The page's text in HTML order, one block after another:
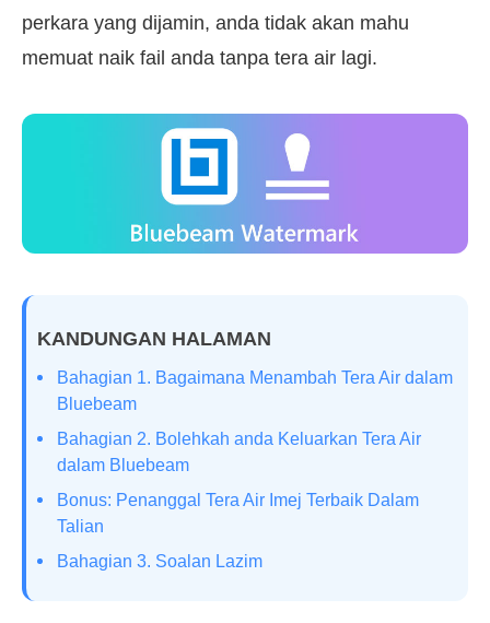
perkara yang dijamin, anda tidak akan mahu
memuat naik fail anda tanpa tera air lagi.
KANDUNGAN HALAMAN
Bahagian 1. Bagaimana Menambah Tera Air dalam
Bluebeam
Bahagian 2. Bolehkah anda Keluarkan Tera Air
dalam Bluebeam
Bonus: Penanggal Tera Air Imej Terbaik Dalam
Talian
Bahagian 3. Soalan Lazim